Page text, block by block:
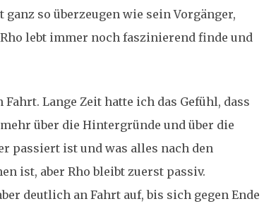
so überzeugen wie sein Vorgänger,
lebt immer noch faszinierend finde und
Lange Zeit hatte ich das Gefühl, dass
über die Hintergründe und über die
passiert ist und was alles nach den
ist, aber Rho bleibt zuerst passiv.
deutlich an Fahrt auf, bis sich gegen Ende